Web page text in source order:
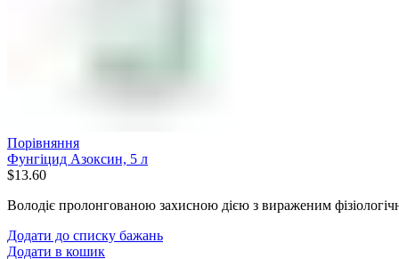
Порівняння
Фунгіцид Азоксин, 5 л
$13.60
Володіє пролонгованою захисною дією з вираженим
Додати до списку бажань
Додати в кошик